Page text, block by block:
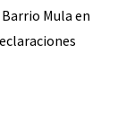
Mula en